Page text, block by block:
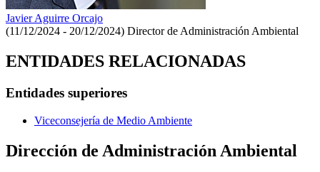
Javier Aguirre Orcajo
(11/12/2024 - 20/12/2024) Director de Administración Ambiental
ENTIDADES RELACIONADAS
Entidades superiores
Viceconsejería de Medio Ambiente
Dirección de Administración Ambiental